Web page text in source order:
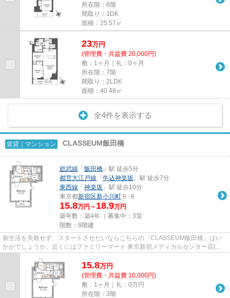
所在階：6階
間取り：1DK
面積：25.57㎡
23万円
(管理費・共益費 20,000円)
敷：1ヶ月｜礼：0ヶ月
所在階：7階
間取り：2LDK
面積：40.48㎡
全4件を表示する
賃貸｜マンション CLASSEUM飯田橋
総武線 「 飯田橋 」駅 徒歩5分
都営大江戸線 「 牛込神楽坂 」駅 徒歩7分
東西線 「 神楽坂 」駅 徒歩10分
東京都新宿区新小川町 ９-８
15.8万円～ 18.9万円
築年数：築4年 ｜募集中： 3室
階数：8階建
新生活を失敗せず、スタートさせたいならこちらの「CLASSEUM飯田橋」はい
かがでしょうか。近くにはファミリーマート 東京新宿メディカルセンター店(徒
15.8万円
(管理費・共益費 10,000円)
敷：1ヶ月｜礼：0万円
所在階：3階